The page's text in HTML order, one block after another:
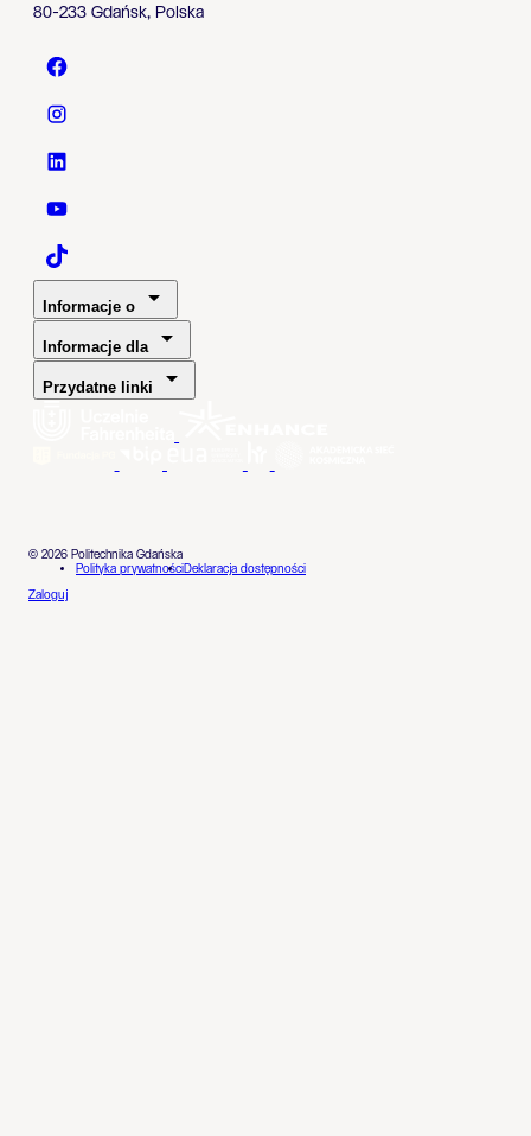
80-233 Gdańsk, Polska
Politechnika Gdańska - Facebook
Politechnika Gdańska - Instagram
Politechnika Gdańska - LinkedIn
Politechnika Gdańska - YouTube
Politechnika Gdańska - TaikTok
Informacje o
Informacje dla
Przydatne linki
© 2026 Politechnika Gdańska
Polityka prywatnościDeklaracja dostępności
Zaloguj